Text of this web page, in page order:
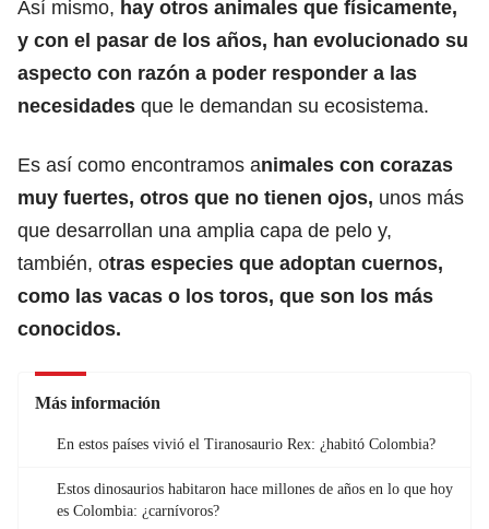
Así mismo, hay otros animales que físicamente,
y con el pasar de los años, han evolucionado su
aspecto con razón a poder responder a las
necesidades que le demandan su ecosistema.
Es así como encontramos animales con corazas
muy fuertes, otros que no tienen ojos, unos más
que desarrollan una amplia capa de pelo y,
también, otras especies que adoptan cuernos,
como las vacas o los toros, que son los más
conocidos.
Más información
En estos países vivió el Tiranosaurio Rex: ¿habitó Colombia?
Estos dinosaurios habitaron hace millones de años en lo que hoy
es Colombia: ¿carnívoros?